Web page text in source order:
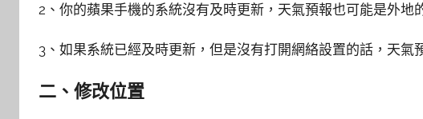
2、你的蘋果手機的系統沒有及時更新，天氣預報也可能是外地
3、如果系統已經及時更新，但是沒有打開網絡設置的話，天氣
二、修改位置